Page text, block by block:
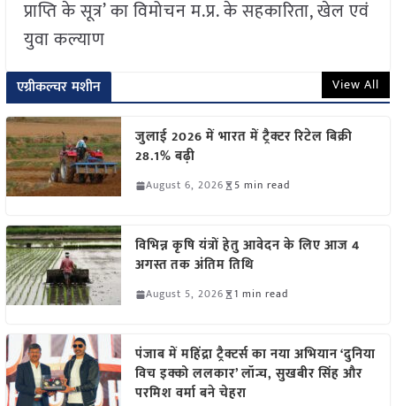
प्राप्ति के सूत्र’ का विमोचन म.प्र. के सहकारिता, खेल एवं
युवा कल्याण
एग्रीकल्चर मशीन View All
जुलाई 2026 में भारत में ट्रैक्टर रिटेल बिक्री
28.1% बढ़ी
August 6, 2026 5 min read
विभिन्न कृषि यंत्रों हेतु आवेदन के लिए आज 4
अगस्त तक अंतिम तिथि
August 5, 2026 1 min read
पंजाब में महिंद्रा ट्रैक्टर्स का नया अभियान ‘दुनिया
विच इक्को ललकार’ लॉन्च, सुखबीर सिंह और
परमिश वर्मा बने चेहरा